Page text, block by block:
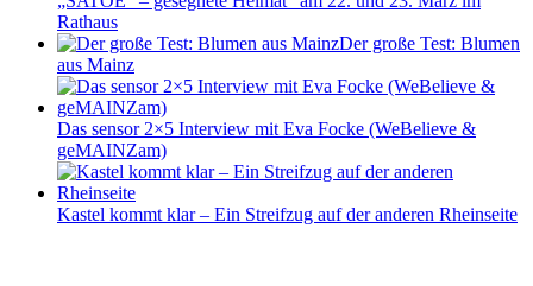
Rathaus
Der große Test: Blumen
aus Mainz
Das sensor 2×5 Interview mit Eva Focke (WeBelieve &
geMAINZam)
Kastel kommt klar – Ein Streifzug auf der anderen Rheinseite